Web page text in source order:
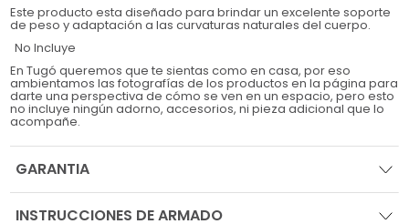
Este producto esta diseñado para brindar un excelente soporte
de peso y adaptación a las curvaturas naturales del cuerpo.
No Incluye
En Tugó queremos que te sientas como en casa, por eso
ambientamos las fotografías de los productos en la página para
darte una perspectiva de cómo se ven en un espacio, pero esto
no incluye ningún adorno, accesorios, ni pieza adicional que lo
acompañe.
GARANTIA
INSTRUCCIONES DE ARMADO